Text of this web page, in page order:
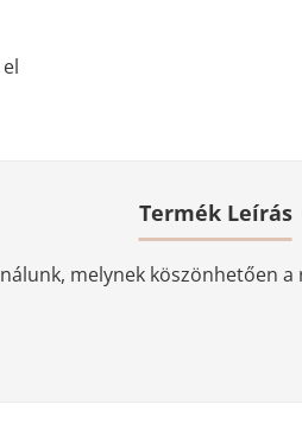
Termék Leírás
melynek köszönhetően